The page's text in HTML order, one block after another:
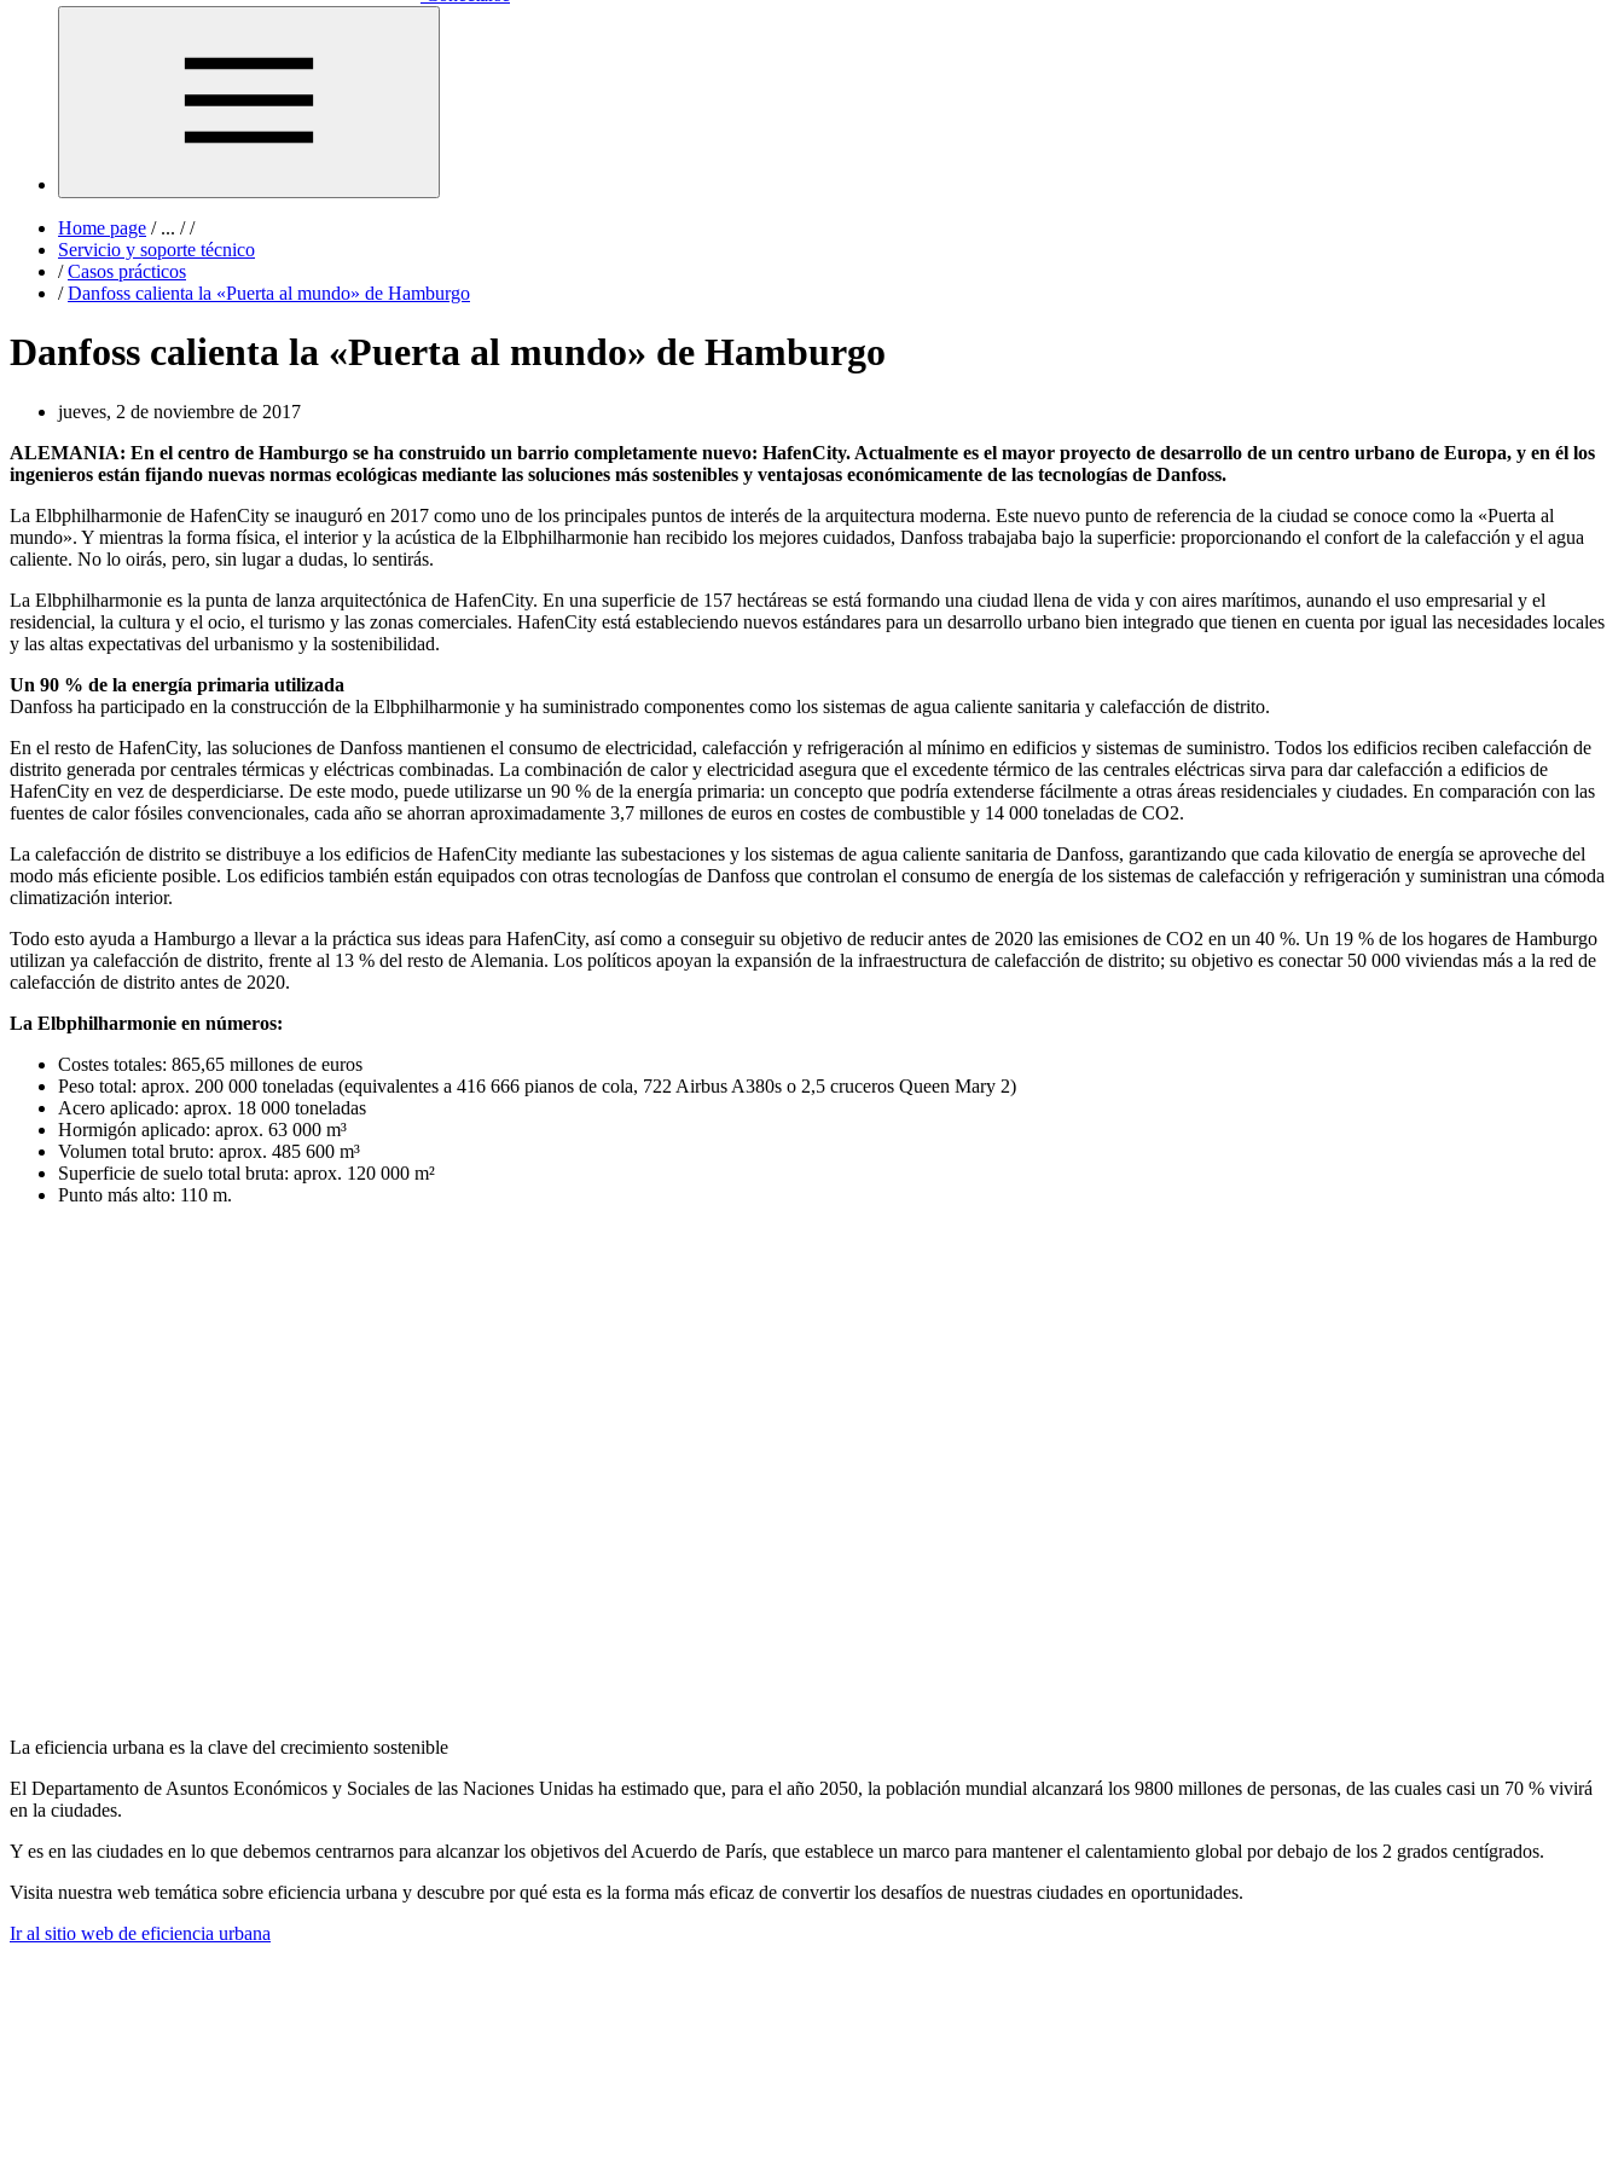
Home page /... / /
Servicio y soporte técnico
/ Casos prácticos
/ Danfoss calienta la «Puerta al mundo» de Hamburgo
Danfoss calienta la «Puerta al mundo» de Hamburgo
jueves, 2 de noviembre de 2017
ALEMANIA: En el centro de Hamburgo se ha construido un barrio completamente nuevo: HafenCity. Actualmente es el mayor proyecto de desarrollo de un centro urbano de Europa, y en él los
ingenieros están fijando nuevas normas ecológicas mediante las soluciones más sostenibles y ventajosas económicamente de las tecnologías de Danfoss.
La Elbphilharmonie de HafenCity se inauguró en 2017 como uno de los principales puntos de interés de la arquitectura moderna. Este nuevo punto de referencia de la ciudad se conoce como la «Puerta al
mundo». Y mientras la forma física, el interior y la acústica de la Elbphilharmonie han recibido los mejores cuidados, Danfoss trabajaba bajo la superficie: proporcionando el confort de la calefacción y el agua
caliente. No lo oirás, pero, sin lugar a dudas, lo sentirás.
La Elbphilharmonie es la punta de lanza arquitectónica de HafenCity. En una superficie de 157 hectáreas se está formando una ciudad llena de vida y con aires marítimos, aunando el uso empresarial y el
residencial, la cultura y el ocio, el turismo y las zonas comerciales. HafenCity está estableciendo nuevos estándares para un desarrollo urbano bien integrado que tienen en cuenta por igual las necesidades locales
y las altas expectativas del urbanismo y la sostenibilidad.
Un 90 % de la energía primaria utilizada
Danfoss ha participado en la construcción de la Elbphilharmonie y ha suministrado componentes como los sistemas de agua caliente sanitaria y calefacción de distrito.
En el resto de HafenCity, las soluciones de Danfoss mantienen el consumo de electricidad, calefacción y refrigeración al mínimo en edificios y sistemas de suministro. Todos los edificios reciben calefacción de
distrito generada por centrales térmicas y eléctricas combinadas. La combinación de calor y electricidad asegura que el excedente térmico de las centrales eléctricas sirva para dar calefacción a edificios de
HafenCity en vez de desperdiciarse. De este modo, puede utilizarse un 90 % de la energía primaria: un concepto que podría extenderse fácilmente a otras áreas residenciales y ciudades. En comparación con las
fuentes de calor fósiles convencionales, cada año se ahorran aproximadamente 3,7 millones de euros en costes de combustible y 14 000 toneladas de CO2.
La calefacción de distrito se distribuye a los edificios de HafenCity mediante las subestaciones y los sistemas de agua caliente sanitaria de Danfoss, garantizando que cada kilovatio de energía se aproveche del
modo más eficiente posible. Los edificios también están equipados con otras tecnologías de Danfoss que controlan el consumo de energía de los sistemas de calefacción y refrigeración y suministran una cómoda
climatización interior.
Todo esto ayuda a Hamburgo a llevar a la práctica sus ideas para HafenCity, así como a conseguir su objetivo de reducir antes de 2020 las emisiones de CO2 en un 40 %. Un 19 % de los hogares de Hamburgo
utilizan ya calefacción de distrito, frente al 13 % del resto de Alemania. Los políticos apoyan la expansión de la infraestructura de calefacción de distrito; su objetivo es conectar 50 000 viviendas más a la red de
calefacción de distrito antes de 2020.
La Elbphilharmonie en números:
Costes totales: 865,65 millones de euros
Peso total: aprox. 200 000 toneladas (equivalentes a 416 666 pianos de cola, 722 Airbus A380s o 2,5 cruceros Queen Mary 2)
Acero aplicado: aprox. 18 000 toneladas
Hormigón aplicado: aprox. 63 000 m³
Volumen total bruto: aprox. 485 600 m³
Superficie de suelo total bruta: aprox. 120 000 m²
Punto más alto: 110 m.
La eficiencia urbana es la clave del crecimiento sostenible
El Departamento de Asuntos Económicos y Sociales de las Naciones Unidas ha estimado que, para el año 2050, la población mundial alcanzará los 9800 millones de personas, de las cuales casi un 70 % vivirá
en la ciudades.
Y es en las ciudades en lo que debemos centrarnos para alcanzar los objetivos del Acuerdo de París, que establece un marco para mantener el calentamiento global por debajo de los 2 grados centígrados.
Visita nuestra web temática sobre eficiencia urbana y descubre por qué esta es la forma más eficaz de convertir los desafíos de nuestras ciudades en oportunidades.
Ir al sitio web de eficiencia urbana